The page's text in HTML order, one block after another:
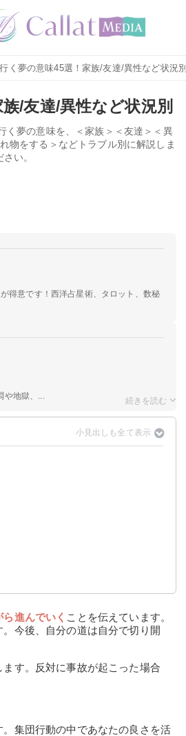
く夢の意味45選！家族/友達/異性など状況別
/友達/異性など状況別
く夢の意味を、＜家族＞＜友達＞＜異
物をする＞などトラブル別に解説しま
い。
得意です！西洋占星術、タロット、数秘
や地獄、...
進んでいく ことを伝えています。
今後、自分の道は自分で切り開
す。反対に事故が起こった場合
。集団行動の中であなたの良さを活